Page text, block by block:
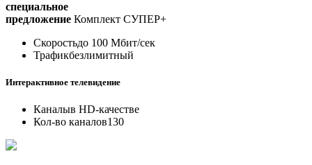
специальное
предложение Комплект СУПЕР+
Скоростьдо 100 Мбит/сек
Трафикбезлимитный
Интерактивное телевидение
Каналыв HD-качестве
Кол-во каналов130